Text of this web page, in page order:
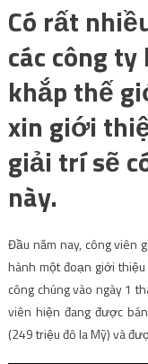
Có rất
các công
khắp thế
xin giới
giải trí sẽ
này.
Đầu năm nay, công viên
hành một đoạn giới
công chúng vào ngày 1
viên hiện đang được
(249 triệu đô la Mỹ) và